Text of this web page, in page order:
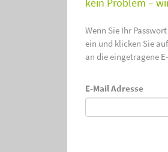
Wenn Sie Ihr
ein und klicken Sie
an die eingetragene
E-Mail Adresse